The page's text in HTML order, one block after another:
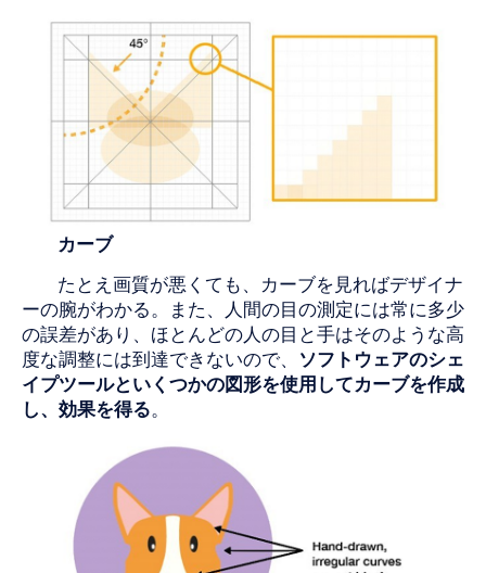
カーブ
たとえ画質が悪くても、カーブを見ればデザイナ
ーの腕がわかる。また、人間の目の測定には常に多少
の誤差があり、ほとんどの人の目と手はそのような高
度な調整には到達できないので、 ソフトウェアのシェ
イプツールといくつかの図形を使用してカーブを作成
し、効果を得る。